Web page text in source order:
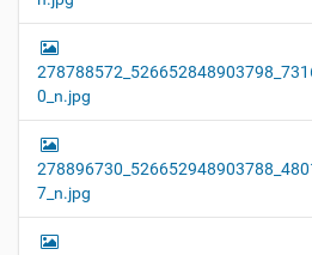
0_n.jpg
7_n.jpg